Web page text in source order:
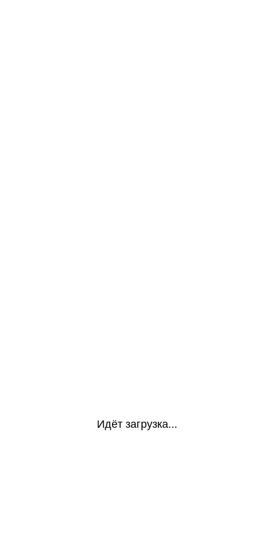
Идёт загрузка...